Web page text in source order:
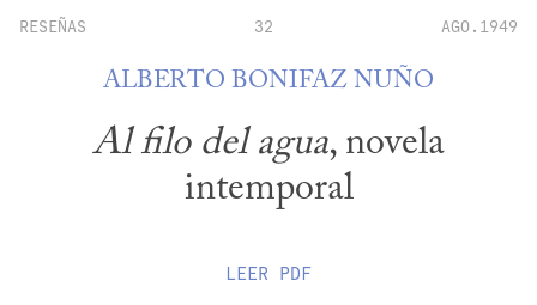
RESEÑAS 32 AGO.1949
ALBERTO BONIFAZ NUÑO
Al filo del agua, novela
intemporal
LEER PDF